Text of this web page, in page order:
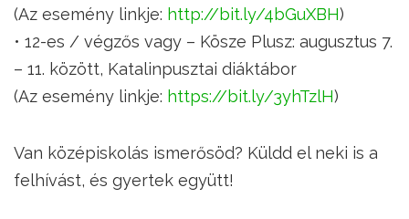
(Az esemény linkje: http://bit.ly/4bGuXBH)
• 12-es / végzős vagy – Kösze Plusz: augusztus 7.
– 11. között, Katalinpusztai diáktábor
(Az esemény linkje: https://bit.ly/3yhTzlH)
Van középiskolás ismerősöd? Küldd el neki is a
felhívást, és gyertek együtt!